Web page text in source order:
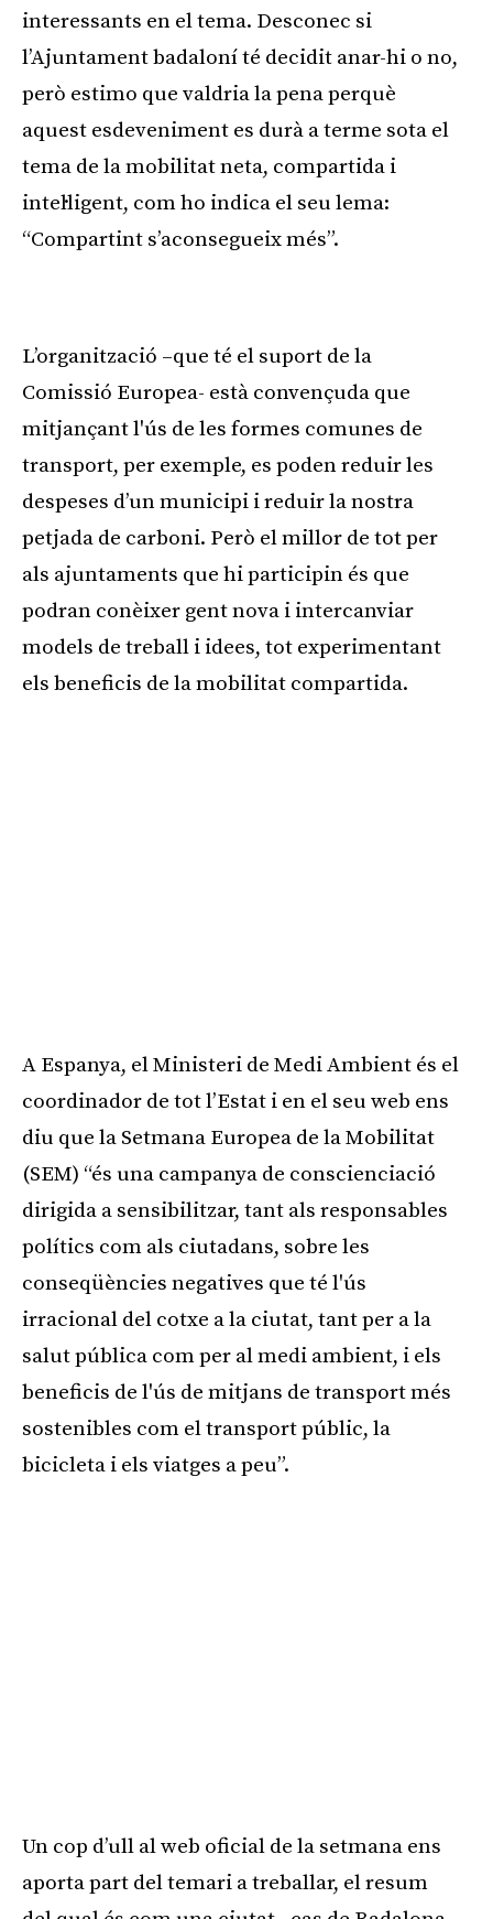
interessants en el tema. Desconec si
l’Ajuntament badaloní té decidit anar-hi o no,
però estimo que valdria la pena perquè
aquest esdeveniment es durà a terme sota el
tema de la mobilitat neta, compartida i
intel·ligent, com ho indica el seu lema:
“Compartint s’aconsegueix més”.
L’organització –que té el suport de la
Comissió Europea- està convençuda que
mitjançant l'ús de les formes comunes de
transport, per exemple, es poden reduir les
despeses d’un municipi i reduir la nostra
petjada de carboni. Però el millor de tot per
als ajuntaments que hi participin és que
podran conèixer gent nova i intercanviar
models de treball i idees, tot experimentant
els beneficis de la mobilitat compartida.
A Espanya, el Ministeri de Medi Ambient és el
coordinador de tot l’Estat i en el seu web ens
diu que la Setmana Europea de la Mobilitat
(SEM) “és una campanya de conscienciació
dirigida a sensibilitzar, tant als responsables
polítics com als ciutadans, sobre les
conseqüències negatives que té l'ús
irracional del cotxe a la ciutat, tant per a la
salut pública com per al medi ambient, i els
beneficis de l'ús de mitjans de transport més
sostenibles com el transport públic, la
bicicleta i els viatges a peu”.
Un cop d’ull al web oficial de la setmana ens
aporta part del temari a treballar, el resum